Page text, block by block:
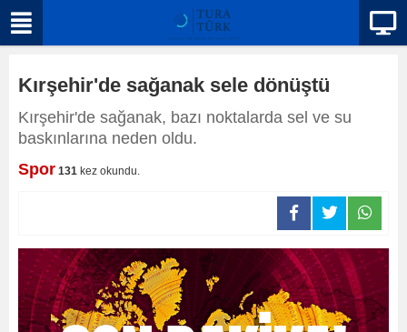
Kırşehir'de sağanak sele dönüştü
Kırşehir'de sağanak, bazı noktalarda sel ve su
baskınlarına neden oldu.
Spor 131 kez okundu.